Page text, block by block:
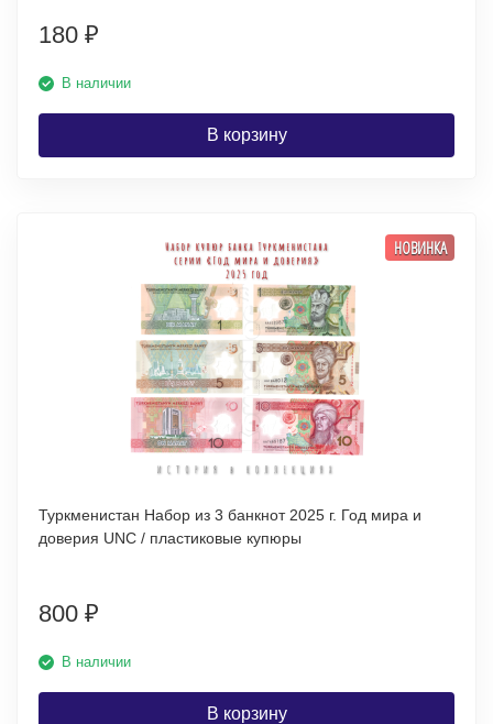
180 ₽
В наличии
В корзину
НОВИНКА
Туркменистан Набор из 3 банкнот 2025 г. Год мира и
доверия UNC / пластиковые купюры
800 ₽
В наличии
В корзину